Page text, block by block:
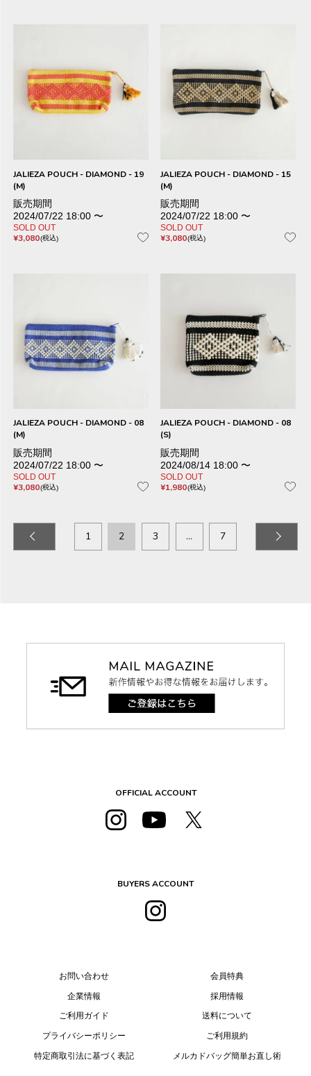
JALIEZA POUCH - DIAMOND - 19
(M)
販売期間
2024/07/22 18:00 〜
SOLD OUT
¥3,080 税込
JALIEZA POUCH - DIAMOND - 15
(M)
販売期間
2024/07/22 18:00 〜
SOLD OUT
¥3,080 税込
JALIEZA POUCH - DIAMOND - 08
(M)
販売期間
2024/07/22 18:00 〜
SOLD OUT
¥3,080 税込
JALIEZA POUCH - DIAMOND - 08
(S)
販売期間
2024/08/14 18:00 〜
SOLD OUT
¥1,980 税込
1 2 3 … 7
OFFICIAL ACCOUNT
BUYERS ACCOUNT
お問い合わせ
企業情報
ご利用ガイド
プライバシーポリシー
特定商取引法に基づく表記
会員特典
採用情報
送料について
ご利用規約
メルカドバッグ簡単お直し術